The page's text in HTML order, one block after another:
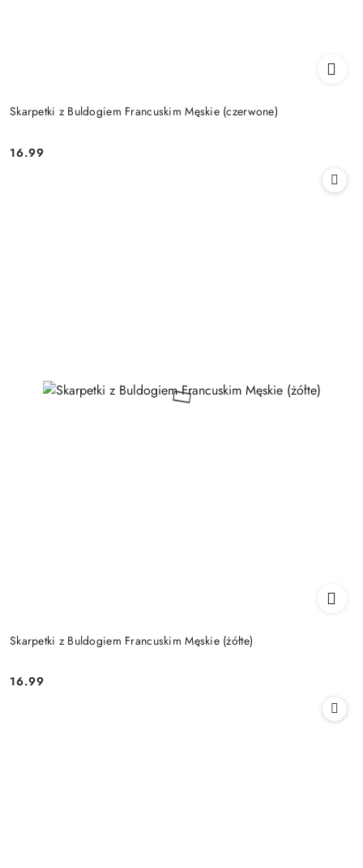
Skarpetki z Buldogiem Francuskim Męskie (czerwone)
Cena:
16.99
Skarpetki z Buldogiem Francuskim Męskie (żółte)
Cena:
16.99